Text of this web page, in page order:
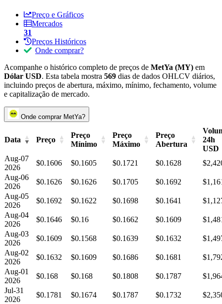
Preço e Gráficos
Mercados
31
Preços Históricos
Onde comprar?
Acompanhe o histórico completo de preços de MetYa (MY) em
Dólar USD. Esta tabela mostra 569 dias de dados OHLCV diários,
incluindo preços de abertura, máximo, mínimo, fechamento, volume
e capitalização de mercado.
Onde comprar MetYa?
Data Preço
Preço
Mínimo
Preço
Máximo
Preço
Abertura
24h
USD
Aug-07
2026
$0.1606 $0.1605 $0.1721 $0.1628
Aug-06
2026
$0.1626 $0.1626 $0.1705 $0.1692
Aug-05
2026
$0.1692 $0.1622 $0.1698 $0.1641
Aug-04
2026
$0.1646 $0.16 $0.1662 $0.1609
Aug-03
2026
$0.1609 $0.1568 $0.1639 $0.1632
Aug-02
2026
$0.1632 $0.1609 $0.1686 $0.1681
Aug-01
2026
$0.168 $0.168 $0.1808 $0.1787
Jul-31
2026
$0.1781 $0.1674 $0.1787 $0.1732